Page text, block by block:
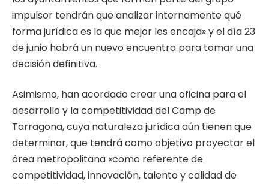
impulsor tendrán que analizar internamente qué
forma jurídica es la que mejor les encaja» y el día 23
de junio habrá un nuevo encuentro para tomar una
decisión definitiva.
Asimismo, han acordado crear una oficina para el
desarrollo y la competitividad del Camp de
Tarragona, cuya naturaleza jurídica aún tienen que
determinar, que tendrá como objetivo proyectar el
área metropolitana «como referente de
competitividad, innovación, talento y calidad de